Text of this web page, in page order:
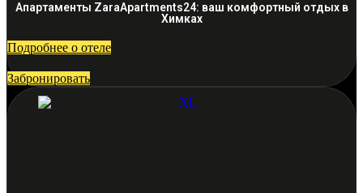
Апартаменты ZaraApartments24: ваш комфортный отдых в
Химках
Подробнее о отеле
Забронировать